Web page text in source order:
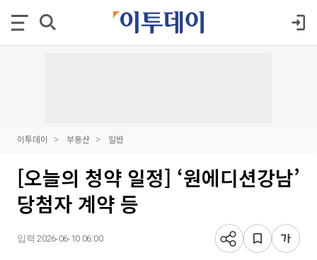
이투데이 부동산 일반
[오늘의 청약 일정] ‘원에디션강남’
당첨자 계약 등
입력 2026-06-10 06:00